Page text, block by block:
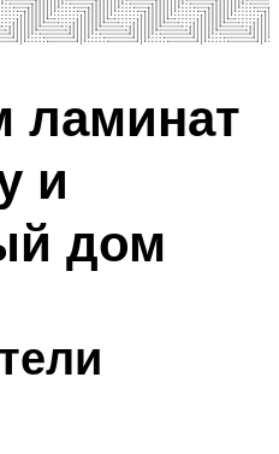
ламинат
и
дом